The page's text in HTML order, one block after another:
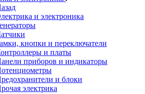
и электроника
кнопки и переключатели
и платы
приборов и индикаторы
и блоки
электрика